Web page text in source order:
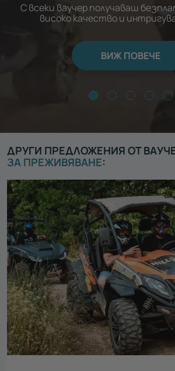
С всеки ваучер получаваш
високо качество и
ВИЖ ПОВЕЧЕ
ДРУГИ ПРЕДЛОЖЕНИЯ ОТ
ЗА ПРЕЖИВЯВАНЕ: